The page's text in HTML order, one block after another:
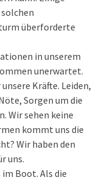
überforderte
in unserem
unerwartet.
Kräfte. Leiden,
Sorgen um die
Wir sehen keine
kommt uns die
Wir haben den
uns.
Boot. Als die